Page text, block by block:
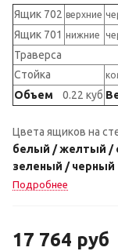
Ящик 702 верхние
Ящик 701 нижние
Траверса
Стойка
Объем
0.22 куб
Цвета ящиков на
белый / желтый /
зеленый / черный
Подробнее
17 764 руб